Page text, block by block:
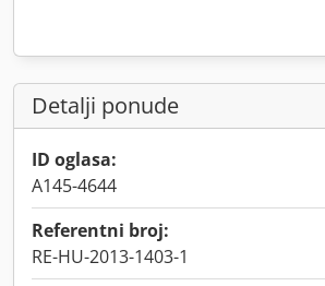
Detalji ponude
ID oglasa:
A145-4644
Referentni broj:
RE-HU-2013-1403-1